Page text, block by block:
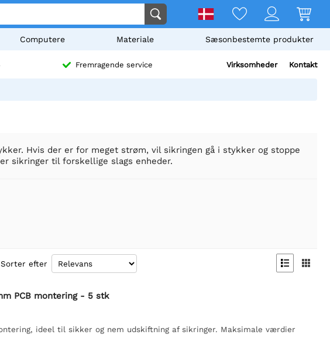
Computere Materiale Sæsonbestemte produkter
Fremragende service Virksomheder Kontakt
Hvis der er for meget strøm, vil sikringen gå i stykker og stoppe
sikringer til forskellige slags enheder.
Sorter efter  
PCB montering - 5 stk
ideel til sikker og nem udskiftning af sikringer. Maksimale værdier